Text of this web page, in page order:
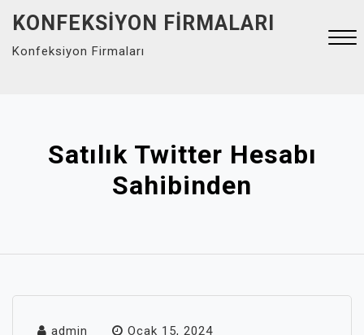
content
KONFEKSIYON FIRMALARI
Konfeksiyon Firmaları
Satılık Twitter Hesabı
Sahibinden
admin Ocak 15, 2024